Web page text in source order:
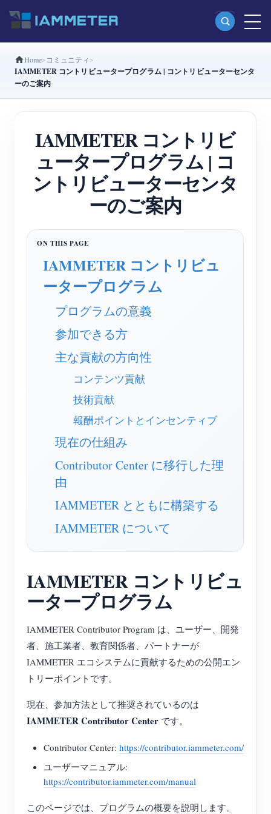
製品
分相Wi-Fiエネルギーメーター（WEM2067）
三相Wi-Fiエネルギーメーター（WEM3080T）
三相Wi-Fiエネルギーメーター（WEM3046T）
三相Wi-Fiエネルギーメーター（WEM3050T）
WiFi電力コントローラー
IAMMETER Cloud Pro
EV充電器
アプリケーション
太陽光PVシステム エネルギーモニター
電力使用量モニター
PVヒーター制御システム
ホームオートメーション
工場エネルギー監視
ストア
リソース
製品クイックスタート
ドキュメント
チュートリアル動画
コミュニティ
コントリビュータープログラム
サイトを探す
PVランキング
ソリューション
お問い合わせ
会社情報
Home コミュニティ
IAMMETER コントリビュータープログラム | コントリビューターセンタ
ーのご案内
IAMMETER コントリビ
ュータープログラム | コ
ントリビューターセンタ
ーのご案内
IAMMETER コントリビュ
ータープログラム
プログラムの意義
参加できる方
主な貢献の方向性
コンテンツ貢献
技術貢献
報酬ポイントとインセンティブ
現在の仕組み
Contributor Center に移行した理
由
IAMMETER とともに構築する
IAMMETER について
IAMMETER コントリビュ
ータープログラム
IAMMETER Contributor Program は、ユーザー、開発
者、施工業者、教育関係者、パートナーが
IAMMETER エコシステムに貢献するための公開エン
トリーポイントです。
現在、参加方法として推奨されているのは
IAMMETER Contributor Center です。
Contributor Center: https://contributor.iammeter.com/
ユーザーマニュアル:
https://contributor.iammeter.com/manual
このページでは、プログラムの概要を説明します。